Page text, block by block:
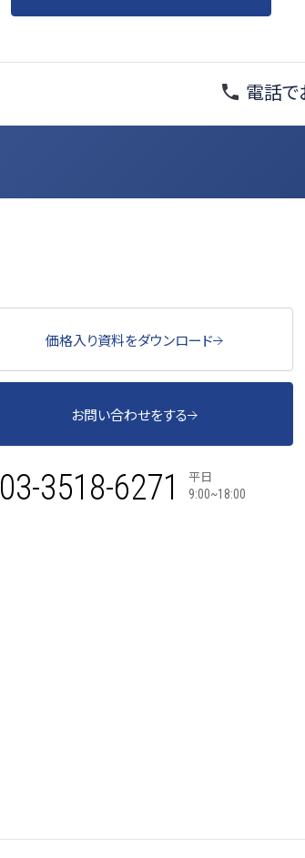
電話
価格入り資料をダウンロード
お問い合わせをする
03-3518-6271 平日
9:00~18:00